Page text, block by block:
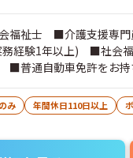
福祉士 ■介護支援専
務経験1年以上) ■社会
■普通自動車免許をお持
目以上履修していること
応募可能です。
み 年間休日110日以上